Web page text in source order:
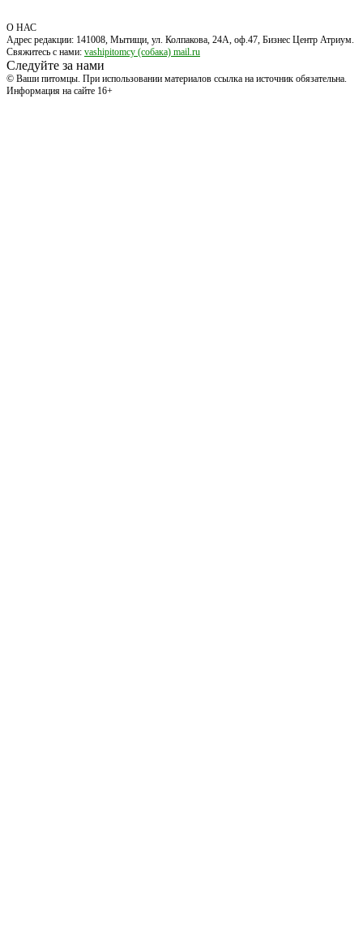
О НАС
Адрес редакции: 141008, Мытищи, ул. Колпакова, 24А, оф.47, Бизнес Центр Атриум.
Свяжитесь с нами: vashipitomcy (собака) mail.ru
Следуйте за нами
© Ваши питомцы. При использовании материалов ссылка на источник обязательна.
Информация на сайте 16+